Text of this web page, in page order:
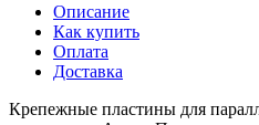
Описание
Как купить
Оплата
Доставка
Крепежные пластины для